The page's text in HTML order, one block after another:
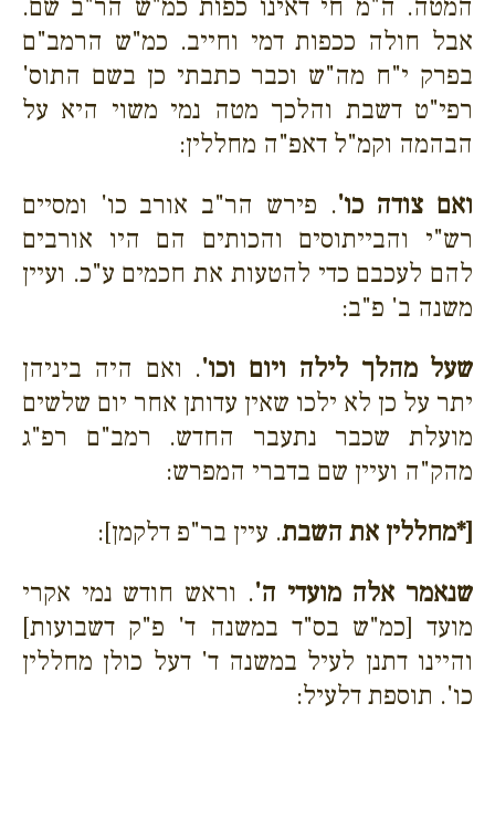
המטה. ה"מ חי דאינו כפות כמ"ש הר"ב שם.
אבל חולה ככפות דמי וחייב. כמ"ש הרמב"ם
בפרק י"ח מה"ש וכבר כתבתי כן בשם התוס'
רפי"ט דשבת והלכך מטה נמי משוי היא על
הבהמה וקמ"ל דאפ"ה מחללין:
ואם צודה כו'. פירש הר"ב אורב כו' ומסיים
רש"י והבייתוסים והכותים הם היו אורבים
להם לעכבם כדי להטעות את חכמים ע"כ. ועיין
משנה ב' פ"ב:
שעל מהלך לילה ויום וכו'. ואם היה ביניהן
יתר על כן לא ילכו שאין עדותן אחר יום שלשים
מועלת שכבר נתעבר החדש. רמב"ם רפ"ג
מהק"ה ועיין שם בדברי המפרש:
[*מחללין את השבת. עיין בר"פ דלקמן]:
שנאמר אלה מועדי ה'. וראש חודש נמי אקרי
מועד [כמ"ש בס"ד במשנה ד' פ"ק דשבועות]
והיינו דתנן לעיל במשנה ד' דעל כולן מחללין
כו'. תוספת דלעיל: